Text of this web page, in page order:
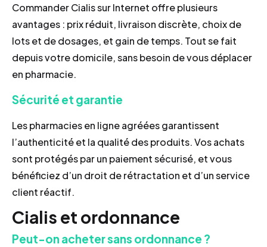
Commander Cialis sur Internet offre plusieurs
avantages : prix réduit, livraison discrète, choix de
lots et de dosages, et gain de temps. Tout se fait
depuis votre domicile, sans besoin de vous déplacer
en pharmacie.
Sécurité et garantie
Les pharmacies en ligne agréées garantissent
l’authenticité et la qualité des produits. Vos achats
sont protégés par un paiement sécurisé, et vous
bénéficiez d’un droit de rétractation et d’un service
client réactif.
Cialis et ordonnance
Peut-on acheter sans ordonnance ?